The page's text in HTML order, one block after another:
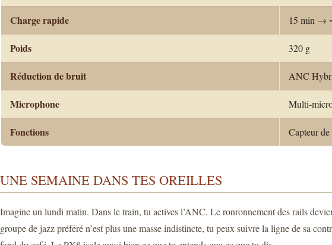
Charge rapide 15 min →
Poids 320 g
Réduction de bruit ANC
Microphone Multi-
Fonctions Capteur
UNE SEMAINE DANS TES OREILLES
Imagine un lundi matin. Dans le train, tu actives l’ANC. Le ronronnement des rails
groupe de jazz préféré n’est plus une masse indistincte, tu peux suivre la ligne de sa